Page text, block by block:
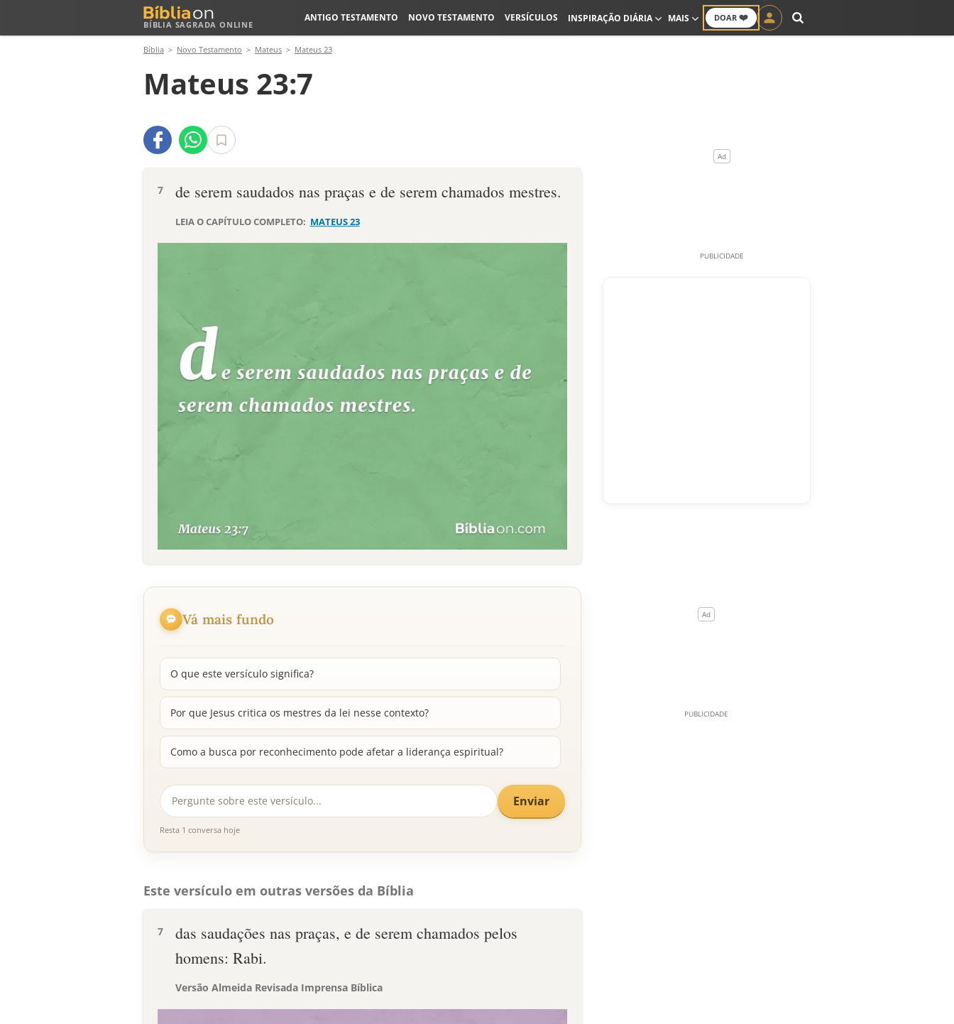
BÍBLIA SAGRADA ONLINE
DOAR ❤️
ANTIGO TESTAMENTO NOVO TESTAMENTO VERSÍCULOS INSPIRAÇÃO DIÁRIA MAIS
Bíblia Novo Testamento Mateus Mateus 23
Mateus 23:7
7 de serem saudados nas praças e de serem chamados mestres.
LEIA O CAPÍTULO COMPLETO: MATEUS 23
Vá mais fundo
O que este versículo significa?
Por que Jesus critica os mestres da lei nesse contexto?
Como a busca por reconhecimento pode afetar a liderança espiritual?
Enviar
Resta 1 conversa hoje
Este versículo em outras versões da Bíblia
7
das saudações nas praças, e de serem chamados pelos
homens: Rabi.
Versão Almeida Revisada Imprensa Bíblica